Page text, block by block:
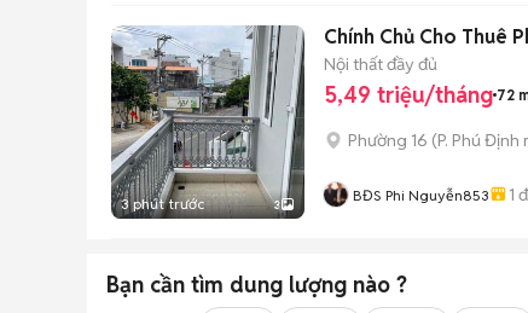
3 phút trước 3
Chính Chủ Cho Thuê
Nội thất đầy đủ
5,49 triệu/tháng 72
Phường 16 (P. Phú Định
BĐS Phi Nguyễn853 1
Bạn cần tìm dung lượng nào ?